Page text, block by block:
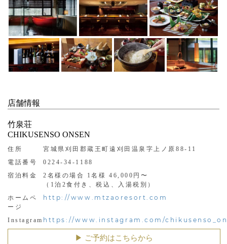
店舗情報
竹泉荘
CHIKUSENSO ONSEN
住所
宮城県刈田郡蔵王町遠刈田温泉字上ノ原88-11
電話番号
0224-34-1188
宿泊料金
2名様の場合 1名様 46,000円〜
（1泊2食付き、税込、入湯税別）
ホームペ
ージ
http://www.mtzaoresort.com
Instagram https://www.instagram.com/
▶︎ ご予約はこちらから